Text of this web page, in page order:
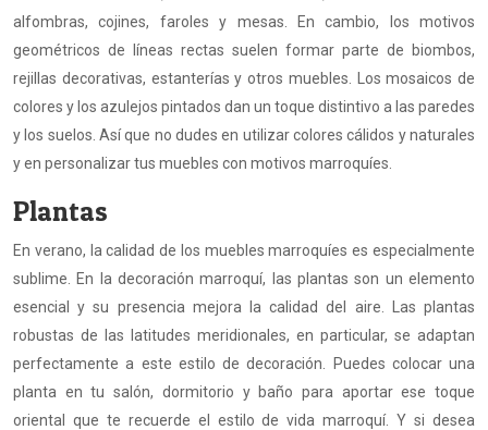
alfombras, cojines, faroles y mesas. En cambio, los motivos
geométricos de líneas rectas suelen formar parte de biombos,
rejillas decorativas, estanterías y otros muebles. Los mosaicos de
colores y los azulejos pintados dan un toque distintivo a las paredes
y los suelos. Así que no dudes en utilizar colores cálidos y naturales
y en personalizar tus muebles con motivos marroquíes.
Plantas
En verano, la calidad de los muebles marroquíes es especialmente
sublime. En la decoración marroquí, las plantas son un elemento
esencial y su presencia mejora la calidad del aire. Las plantas
robustas de las latitudes meridionales, en particular, se adaptan
perfectamente a este estilo de decoración. Puedes colocar una
planta en tu salón, dormitorio y baño para aportar ese toque
oriental que te recuerde el estilo de vida marroquí. Y si desea